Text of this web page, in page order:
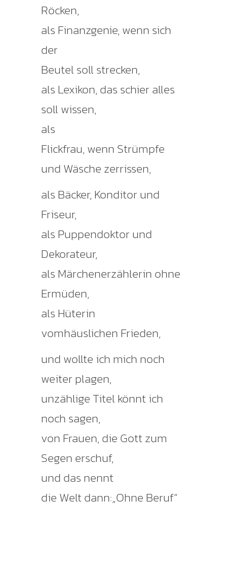
Röcken,
als Finanzgenie, wenn sich
der
Beutel soll strecken,
als Lexikon, das schier alles
soll wissen,
als
Flickfrau, wenn Strümpfe
und Wäsche zerrissen,
als Bäcker, Konditor und
Friseur,
als Puppendoktor und
Dekorateur,
als Märchenerzählerin ohne
Ermüden,
als Hüterin
vomhäuslichen Frieden,
und wollte ich mich noch
weiter plagen,
unzählige Titel könnt ich
noch sagen,
von Frauen, die Gott zum
Segen erschuf,
und das nennt
die Welt dann:„Ohne Beruf“